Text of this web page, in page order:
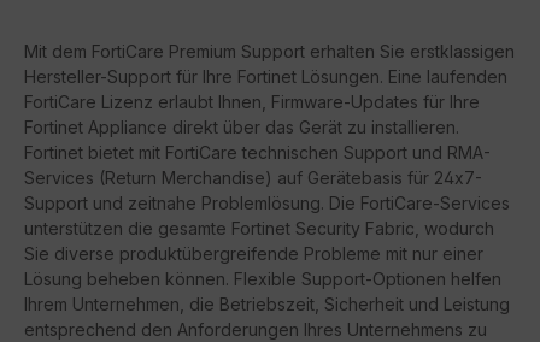
Mit dem FortiCare Premium Support erhalten Sie erstklassigen
Hersteller-Support für Ihre Fortinet Lösungen. Eine laufenden
FortiCare Lizenz erlaubt Ihnen, Firmware-Updates für Ihre
Fortinet Appliance direkt über das Gerät zu installieren.
Fortinet bietet mit FortiCare technischen Support und RMA-
Services (Return Merchandise) auf Gerätebasis für 24x7-
Support und zeitnahe Problemlösung. Die FortiCare-Services
unterstützen die gesamte Fortinet Security Fabric, wodurch
Sie diverse produktübergreifende Probleme mit nur einer
Lösung beheben können. Flexible Support-Optionen helfen
Ihrem Unternehmen, die Betriebszeit, Sicherheit und Leistung
entsprechend den Anforderungen Ihres Unternehmens zu